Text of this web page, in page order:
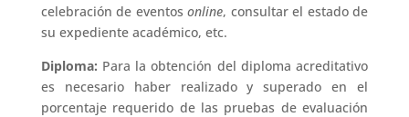
celebración de eventosonline, consultar el estado de
su expediente académico, etc.
Diploma: Para la obtención del diploma acreditativo
es necesario haber realizado y superado en el
porcentaje requerido de las pruebas de evaluación